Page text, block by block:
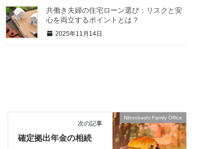
共働き夫婦の住宅ローン選び：リスクと安
心を両立するポイントとは？
2025年11月14日
Nihonbashi Family Office
次の記事
確定拠出年金の相続